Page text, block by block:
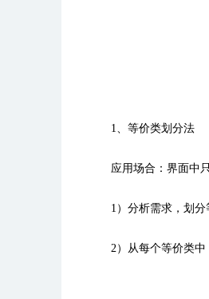
1、等价类划分法
应用场合：界面中
1）分析需求，划
2）从每个等价类